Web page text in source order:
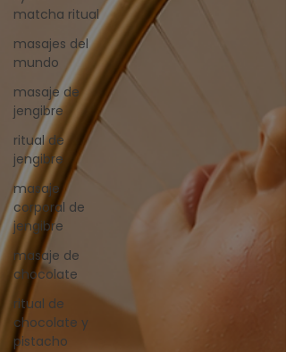
matcha ritual
masajes del
mundo
masaje de
jengibre
ritual de
jengibre
masaje
corporal de
jengibre
masaje de
chocolate
ritual de
chocolate y
pistacho